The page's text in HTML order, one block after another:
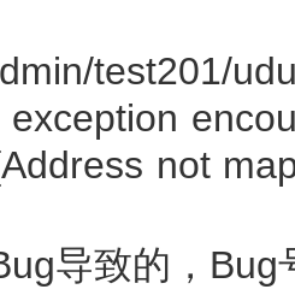
test201/
exception
not
导致的，